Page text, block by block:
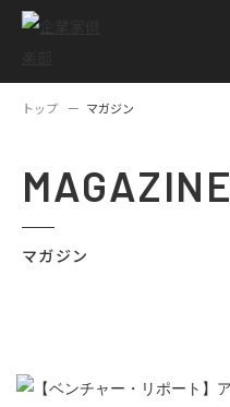
トップ マガジン
MAGAZINE
マガジン